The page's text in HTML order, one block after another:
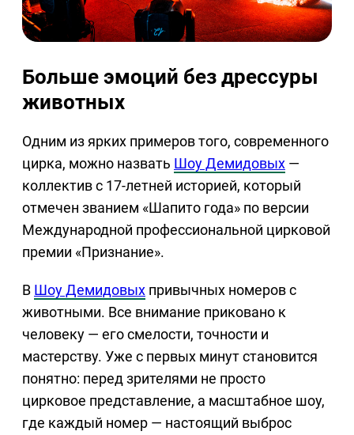
Больше эмоций без дрессуры
животных
Одним из ярких примеров того, современного
цирка, можно назвать Шоу Демидовых —
коллектив с 17-летней историей, который
отмечен званием «Шапито года» по версии
Международной профессиональной цирковой
премии «Признание».
В Шоу Демидовых привычных номеров с
животными. Все внимание приковано к
человеку — его смелости, точности и
мастерству. Уже с первых минут становится
понятно: перед зрителями не просто
цирковое представление, а масштабное шоу,
где каждый номер — настоящий выброс